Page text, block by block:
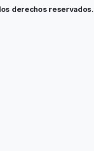
derechos reservados.